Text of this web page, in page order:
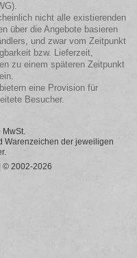
nicht alle existierenden
über die Angebote basieren
und zwar vom Zeitpunkt
bzw. Lieferzeit,
zu einem späteren Zeitpunkt
eine Provision für
Besucher.
MwSt.
Warenzeichen der jeweiligen
| © 2002-2026